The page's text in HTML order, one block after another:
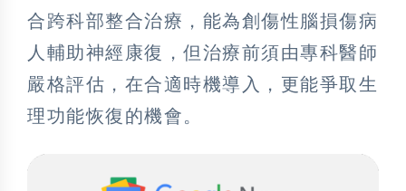
合跨科部整合治療，能為創傷性腦損傷病
人輔助神經康復，但治療前須由專科醫師
嚴格評估，在合適時機導入，更能爭取生
理功能恢復的機會。